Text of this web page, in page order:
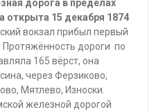
дорога в пределах
открыта 15 декабря 1874
вокзал прибыл первый
дороги по
165 вёрст, она
через Ферзиково,
Мятлево, Износки.
железной дорогой